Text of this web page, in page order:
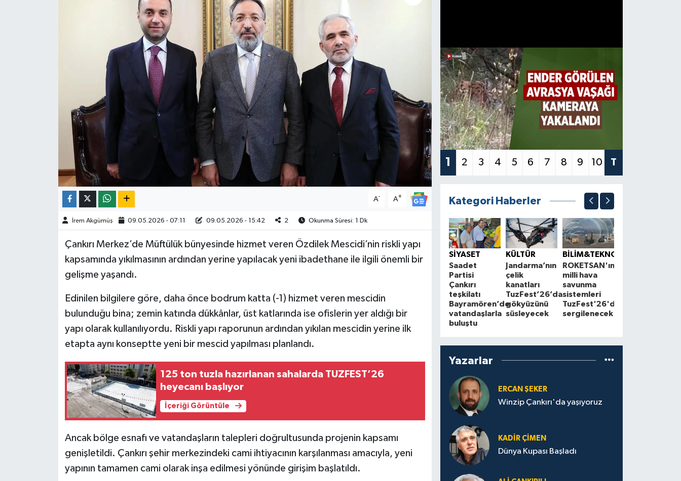
A- A+
İrem Akgümüş 09.05.2026 - 07:11 09.05.2026 - 15:42 2 Okunma Süresi: 1 Dk
Çankırı Merkez’de Müftülük bünyesinde hizmet veren Özdilek Mescidi’nin riskli yapı
kapsamında yıkılmasının ardından yerine yapılacak yeni ibadethane ile ilgili önemli bir
gelişme yaşandı.
Edinilen bilgilere göre, daha önce bodrum katta (-1) hizmet veren mescidin
bulunduğu bina; zemin katında dükkânlar, üst katlarında ise ofislerin yer aldığı bir
yapı olarak kullanılıyordu. Riskli yapı raporunun ardından yıkılan mescidin yerine ilk
etapta aynı konseptte yeni bir mescid yapılması planlandı.
125 ton tuzla hazırlanan sahalarda TUZFEST’26
heyecanı başlıyor
İçeriği Görüntüle
Ancak bölge esnafı ve vatandaşların talepleri doğrultusunda projenin kapsamı
genişletildi. Çankırı şehir merkezindeki cami ihtiyacının karşılanması amacıyla, yeni
yapının tamamen cami olarak inşa edilmesi yönünde girişim başlatıldı.
1 2 3 4 5 6 7 8 9 10 T
Kategori Haberler
SİYASET
Saadet
Partisi
Çankırı
teşkilatı
Bayramören’de
vatandaşlarla
buluştu
KÜLTÜR
Jandarma’nın
çelik
kanatları
TuzFest’26’da
gökyüzünü
süsleyecek
BİLİM&TEKNOLOJİ
ROKETSAN'ın
milli hava
savunma
sistemleri
TuzFest'26'da
sergilenecek
Yazarlar
ERCAN ŞEKER
Winzip Çankırı'da yaşıyoruz
KADIR ÇIMEN
Dünya Kupası Başladı
BİLİM&TEKNOLOJİ